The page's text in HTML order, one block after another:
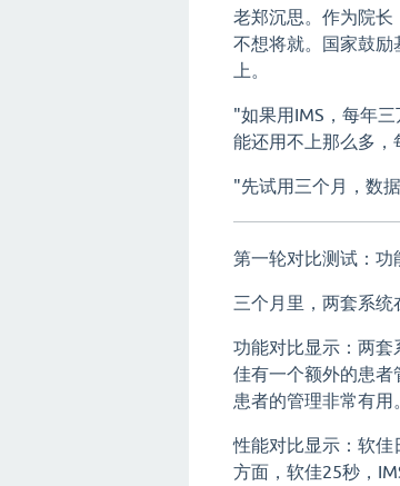
老郑沉思。作为院
不想将就。国家鼓励
上。
"如果用IMS，每年
能还用不上那么多
"先试用三个月，数
第一轮对比测试：功
三个月里，两套系统
功能对比显示：两
佳有一个额外的患者
患者的管理非常有用。
性能对比显示：软佳
方面，软佳25秒，